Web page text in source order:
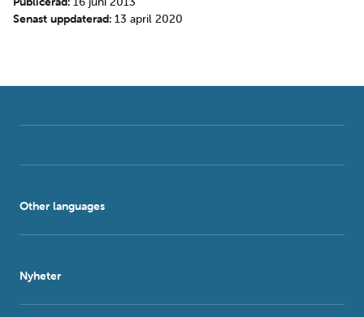
Senast uppdaterad: 13 april 2020
Other languages
Nyheter